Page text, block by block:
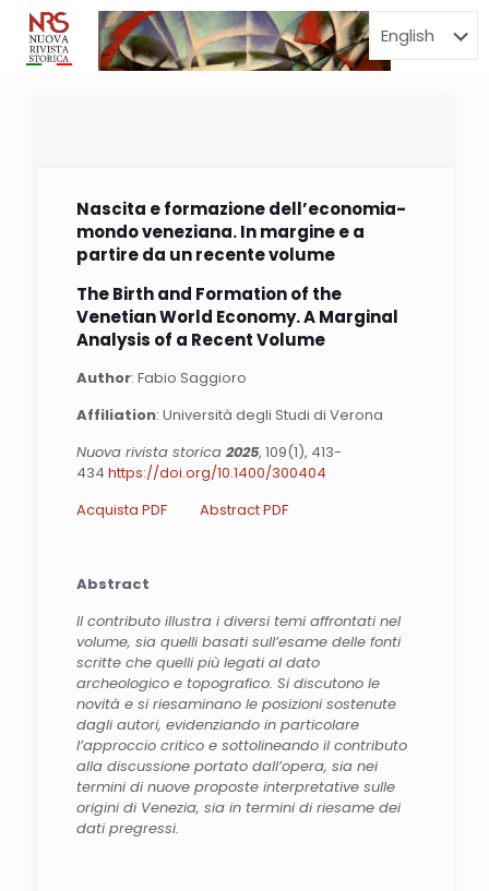
Menu
Nascita e formazione dell’economia-
mondo veneziana. In margine e a
partire da un recente volume
The Birth and Formation of the
Venetian World Economy. A Marginal
Analysis of a Recent Volume
Author: Fabio Saggioro
Affiliation: Università degli Studi di Verona
Nuova rivista storica 2025, 109(1), 413-
434 https://doi.org/10.1400/300404
Acquista PDF
Abstract PDF
Abstract
Il contributo illustra i diversi temi affrontati nel
volume, sia quelli basati sull’esame delle fonti
scritte che quelli più legati al dato
archeologico e topografico. Si discutono le
novità e si riesaminano le posizioni sostenute
dagli autori, evidenziando in particolare
l’approccio critico e sottolineando il contributo
alla discussione portato dall’opera, sia nei
termini di nuove proposte interpretative sulle
origini di Venezia, sia in termini di riesame dei
dati pregressi.